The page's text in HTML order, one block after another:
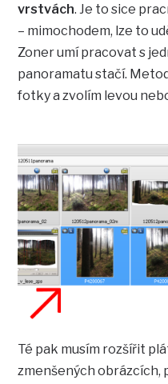
vrstvách. Je to sice
– mimochodem, lze to
Zoner umí pracovat s
panoramatu stačí.
fotky a zvolím levou
Té pak musím rozšířit
zmenšených obrázcích,